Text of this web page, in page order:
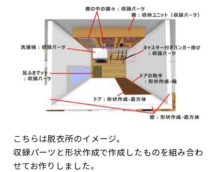
こちらは脱衣所のイメージ。
収録パーツと形状作成で作成したものを組み合わ
せてお作りしました。